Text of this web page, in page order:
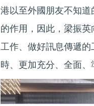
港以至外國朋友不知
的作用，因此，梁振
工作、做好訊息傳遞
時、更加充分、全面、